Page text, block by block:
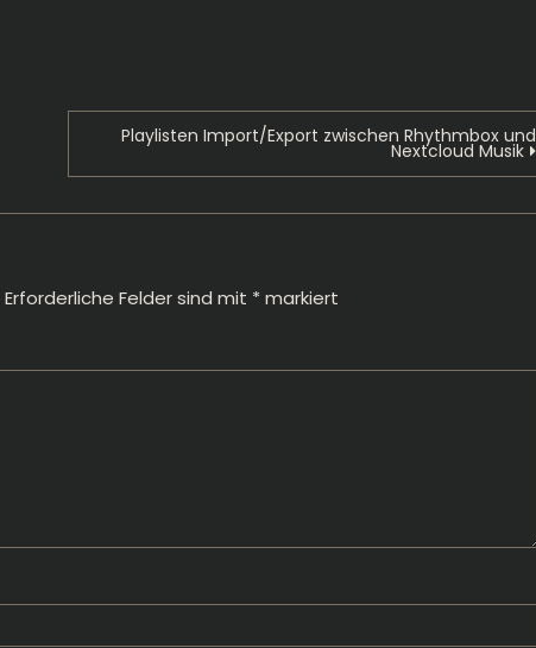
Playlisten Import/Export zwischen Rhythmbox und
Nextcloud Musik
Erforderliche Felder sind mit *markiert